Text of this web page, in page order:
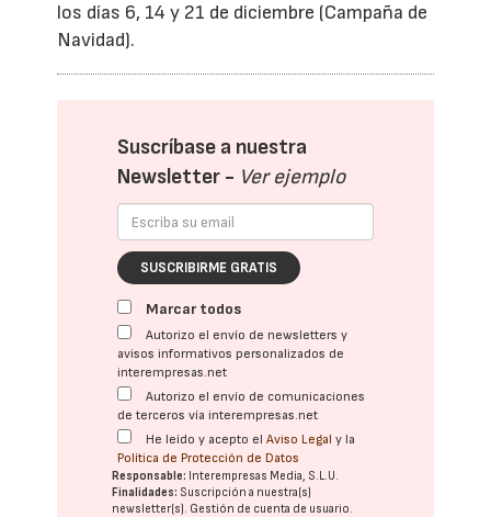
los días 6, 14 y 21 de diciembre (Campaña de
Navidad).
Suscríbase a nuestra
Newsletter - Ver ejemplo
SUSCRIBIRME GRATIS
Marcar todos
Autorizo el envío de newsletters y
avisos informativos personalizados de
interempresas.net
Autorizo el envío de comunicaciones
de terceros vía interempresas.net
He leído y acepto elAviso Legal y la
Política de Protección de Datos
Responsable: Interempresas Media, S.L.U.
Finalidades: Suscripción a nuestra(s)
newsletter(s). Gestión de cuenta de usuario.